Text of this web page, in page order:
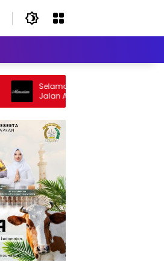
Selamat Jalan Sang Inspirator, Selamat
Jalan Abangku Yuslam Idris